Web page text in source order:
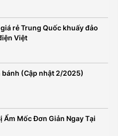
rẻ Trung Quốc khuấy đảo
Việt
(Cập nhật 2/2025)
Ẩm Mốc Đơn Giản Ngay Tại